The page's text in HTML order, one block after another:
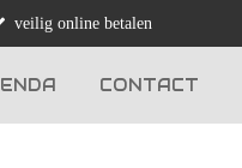
veilig online betalen
CONTACT